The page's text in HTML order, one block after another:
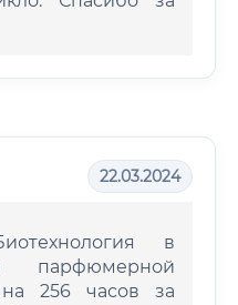
22.03.2024
в
парфюмерной
256 часов за